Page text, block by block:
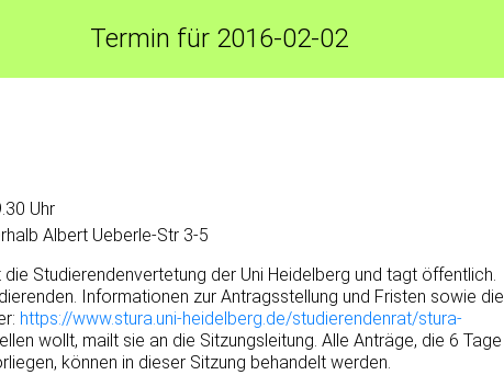
Termin für 2016-02-02
Uhr
Albert Ueberle-Str 3-5
Studierendenvertetung der Uni Heidelberg und tagt öffentlich.
Informationen zur Antragsstellung und Fristen sowie die
https://www.stura.uni-heidelberg.de/studierendenrat/stura-
wollt, mailt sie an die Sitzungsleitung. Alle Anträge, die 6 Tage
können in dieser Sitzung behandelt werden.